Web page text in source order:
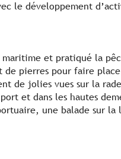
le développement
et pratiqué la
pierres pour faire
de jolies vues sur la
et dans les hautes
une balade sur